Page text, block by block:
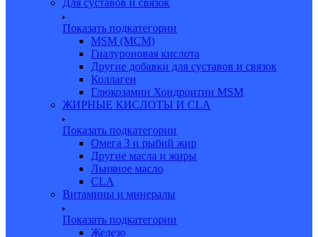
Показать подкатегории
MSM (МСМ)
Гиалуроновая кислота
Другие добавки для суставов и связок
Коллаген
Глюкозамин Хондроитин MSM
ЖИРНЫЕ КИСЛОТЫ И CLA
Показать подкатегории
Омега 3 и рыбий жир
Другие масла и жиры
Льняное масло
CLA
Витамины и минералы
Показать подкатегории
Железо